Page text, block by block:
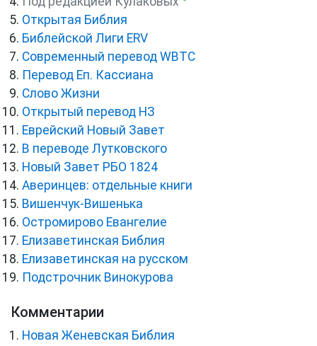
Открытая Библия
Библейской Лиги ERV
Cовременный перевод WBTC
Перевод Еп. Кассиана
Слово Жизни
Открытый перевод НЗ
Еврейский Новый Завет
В переводе Лутковского
Новый Завет РБО 1824
Аверинцев: отдельные книги
Вишенчук-Вишенька
Остромирово Евангелие
Елизаветинская Библия
Елизаветинская на русском
Подстрочник Винокурова
Комментарии
Новая Женевская Библия